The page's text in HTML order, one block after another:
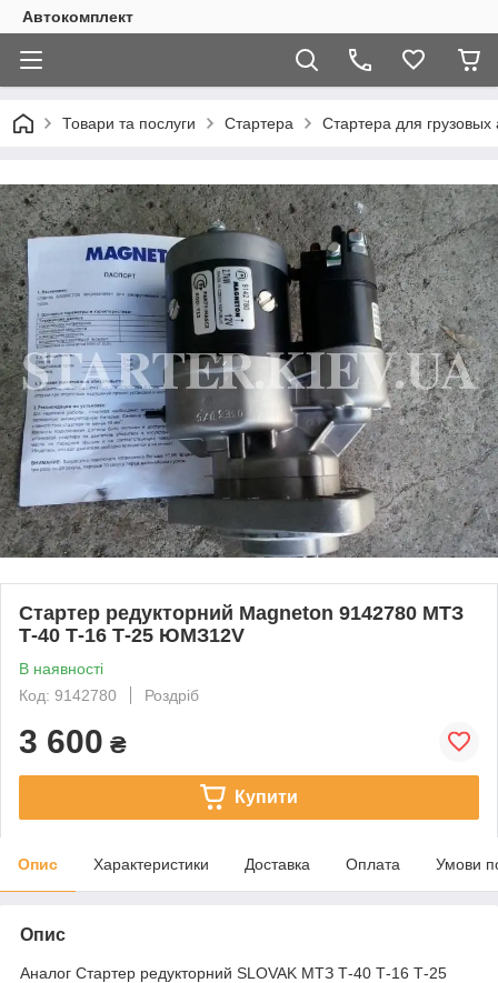
Автокомплект
Товари та послуги Стартера Стартера для
Стартер редукторний Magneton 9142780 MTЗ
Т-40 Т-16 Т-25 ЮМЗ12V
В наявності
Код: 9142780
Роздріб
3 600 ₴
Купити
Опис Характеристики Доставка Оплата Умови
Опис
Аналог Стартер редукторний SLOVAK МТЗ Т-40 Т-16 Т-25